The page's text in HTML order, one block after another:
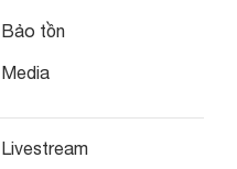
Bảo tồn
Media
Livestream